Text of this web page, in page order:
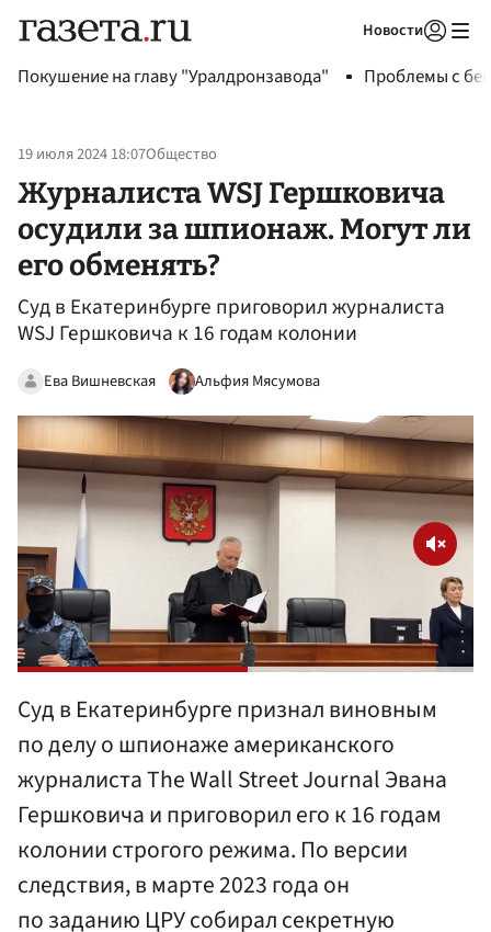
Новости
Покушение на главу "Уралдронзавода" Проблемы с
19 июля 2024 18:07Общество
Журналиста WSJ Гершковича
осудили за шпионаж. Могут ли
его обменять?
Суд в Екатеринбурге приговорил журналиста
WSJ Гершковича к 16 годам колонии
Ева Вишневская Альфия Мясумова
Суд в Екатеринбурге признал виновным
по делу о шпионаже американского
журналиста The Wall Street Journal Эвана
Гершковича и приговорил его к 16 годам
колонии строгого режима. По версии
следствия, в марте 2023 года он
по заданию ЦРУ собирал секретную